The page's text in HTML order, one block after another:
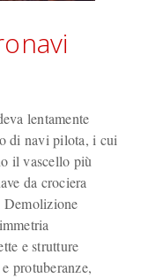
lentamente
di navi pilota, i cui
il vascello più
da crociera
Demolizione
e strutture
protuberanze,